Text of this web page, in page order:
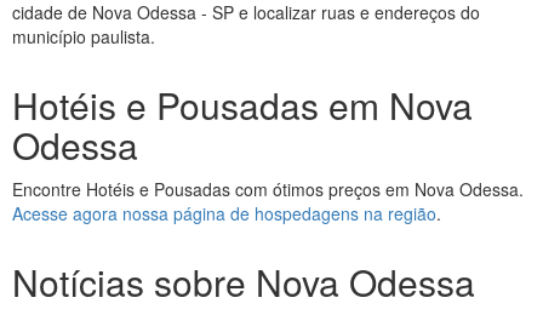
cidade de Nova Odessa - SP e localizar ruas e endereços do
município paulista.
Hotéis e Pousadas em Nova
Odessa
Encontre Hotéis e Pousadas com ótimos preços em Nova Odessa.
Acesse agora nossa página de hospedagens na região.
Notícias sobre Nova Odessa